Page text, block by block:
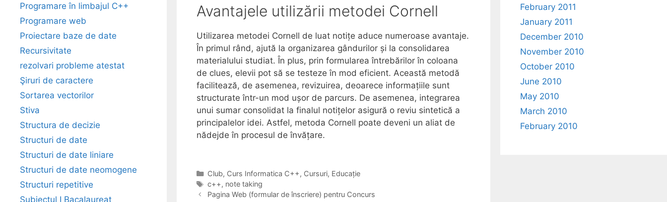
Avantajele utilizării metodei Cornell
Utilizarea metodei Cornell de luat notițe aduce numeroase avantaje.
În primul rând, ajută la organizarea gândurilor și la consolidarea
materialului studiat. În plus, prin formularea întrebărilor în coloana
de clues, elevii pot să se testeze în mod eficient. Această metodă
facilitează, de asemenea, revizuirea, deoarece informațiile sunt
structurate într-un mod ușor de parcurs. De asemenea, integrarea
unui sumar consolidat la finalul notițelor asigură o reviu sintetică a
principalelor idei. Astfel, metoda Cornell poate deveni un aliat de
nădejde în procesul de învățare.
Categories
Club, Curs Informatica C++, Cursuri, Educație
Tags
c++, note taking
Pagina Web (formular de înscriere) pentru Concurs
Programare în limbajul C++
Programare web
Proiectare baze de date
Recursivitate
rezolvari probleme atestat
Şiruri de caractere
Sortarea vectorilor
Stiva
Structura de decizie
Structuri de date
Structuri de date liniare
Structuri de date neomogene
Structuri repetitive
Subiectul I Bacalaureat
February 2011
January 2011
December 2010
November 2010
October 2010
June 2010
May 2010
March 2010
February 2010